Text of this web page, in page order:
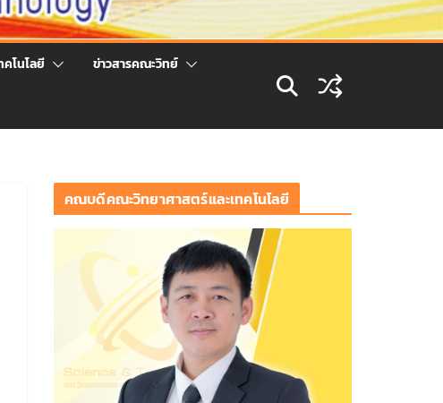
โนโลยี ข่าวสารคณะวิทย์
คณบดีคณะวิทยาศาสตร์และเทคโนโลยี